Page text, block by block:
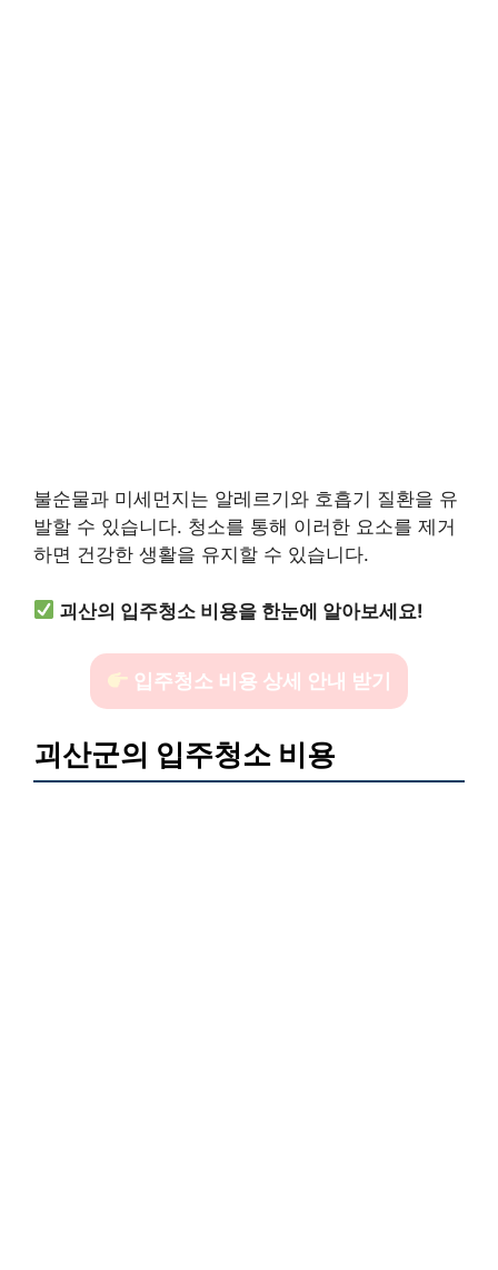
불순물과 미세먼지는 알레르기와 호흡기 질환을 유
발할 수 있습니다. 청소를 통해 이러한 요소를 제거
하면 건강한 생활을 유지할 수 있습니다.
괴산의 입주청소 비용을 한눈에 알아보세요!
입주청소 비용 상세 안내 받기
괴산군의 입주청소 비용